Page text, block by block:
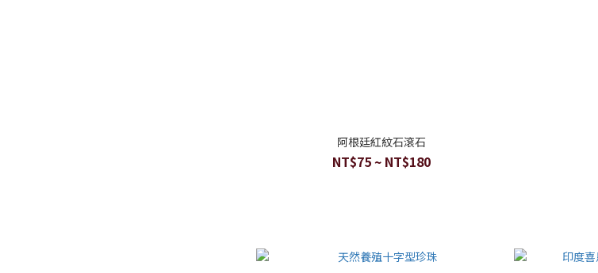
阿根廷紅紋石滾石
NT$75 ~ NT$180